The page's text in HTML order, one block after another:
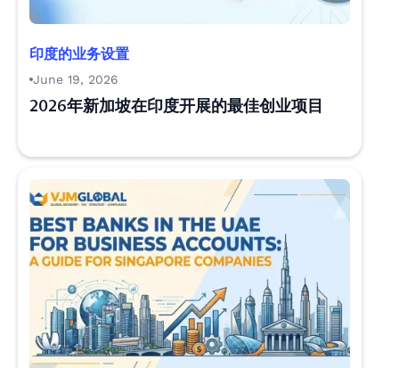
印度的业务设置
June 19, 2026
2026年新加坡在印度开展的最佳创业项目